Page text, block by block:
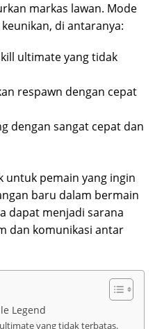
markas lawan. Mode
di antaranya:
ultimate yang tidak
respawn dengan cepat
dengan sangat cepat dan
untuk pemain yang ingin
baru dalam bermain
dapat menjadi sarana
dan komunikasi antar
Legend
yang tidak terbatas.